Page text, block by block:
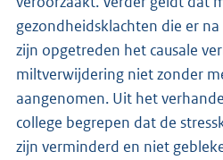
gezondheidsklachten die er
zijn opgetreden het causale
miltverwijdering niet zonder
aangenomen. Uit het
college begrepen dat de
zijn verminderd en niet